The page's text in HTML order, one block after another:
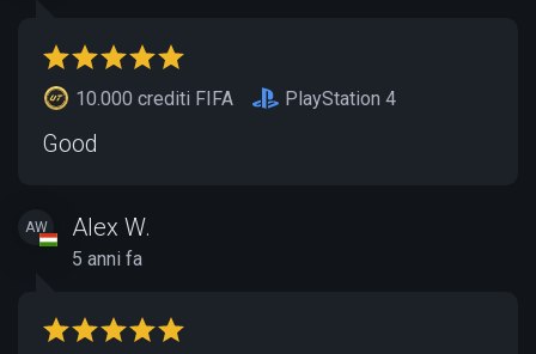
10.000 crediti FIFA PlayStation 4
Good
AW Alex W.
5 anni fa